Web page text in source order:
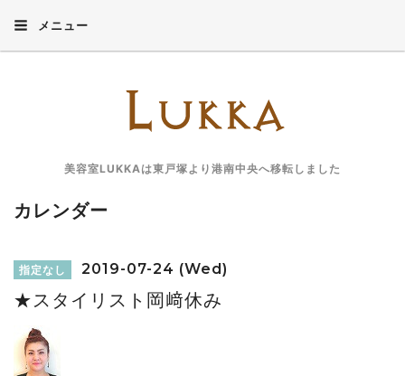
メニュー
美容室LUKKAは東戸塚より港南中央へ移転しました
カレンダー
指定なし 2019-07-24 (Wed)
★スタイリスト岡﨑休み